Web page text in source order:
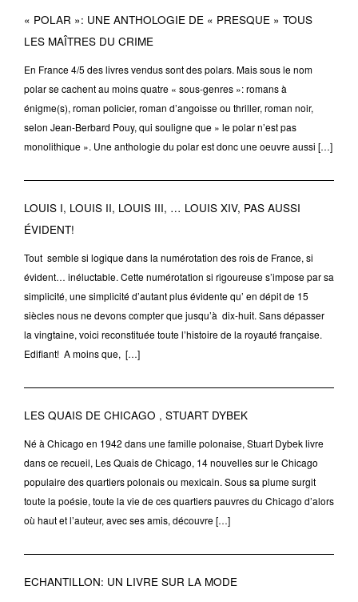
« POLAR »: UNE ANTHOLOGIE DE « PRESQUE » TOUS
LES MAÎTRES DU CRIME
En France 4/5 des livres vendus sont des polars. Mais sous le nom
polar se cachent au moins quatre « sous-genres »: romans à
énigme(s), roman policier, roman d’angoisse ou thriller, roman noir,
selon Jean-Berbard Pouy, qui souligne que » le polar n’est pas
monolithique ». Une anthologie du polar est donc une oeuvre aussi […]
LOUIS I, LOUIS II, LOUIS III, … LOUIS XIV, PAS AUSSI
ÉVIDENT!
Tout semble si logique dans la numérotation des rois de France, si
évident… inéluctable. Cette numérotation si rigoureuse s’impose par sa
simplicité, une simplicité d’autant plus évidente qu’ en dépit de 15
siècles nous ne devons compter que jusqu’à dix-huit. Sans dépasser
la vingtaine, voici reconstituée toute l’histoire de la royauté française.
Edifiant! A moins que, […]
LES QUAIS DE CHICAGO , STUART DYBEK
Né à Chicago en 1942 dans une famille polonaise, Stuart Dybek livre
dans ce recueil, Les Quais de Chicago, 14 nouvelles sur le Chicago
populaire des quartiers polonais ou mexicain. Sous sa plume surgit
toute la poésie, toute la vie de ces quartiers pauvres du Chicago d’alors
où haut et l’auteur, avec ses amis, découvre […]
ECHANTILLON: UN LIVRE SUR LA MODE